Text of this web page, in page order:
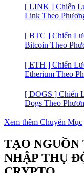
[ LINK ] Chiến
Link Theo
[ BTC ] Chiến
Bitcoin Theo
[ ETH ] Chiến
Etherium Theo
[ DOGS ] Chiến
Dogs Theo
Yết trên Binance
Xem thêm Chuyên Mục
TẠO NGUỒN
NHẬP THỤ